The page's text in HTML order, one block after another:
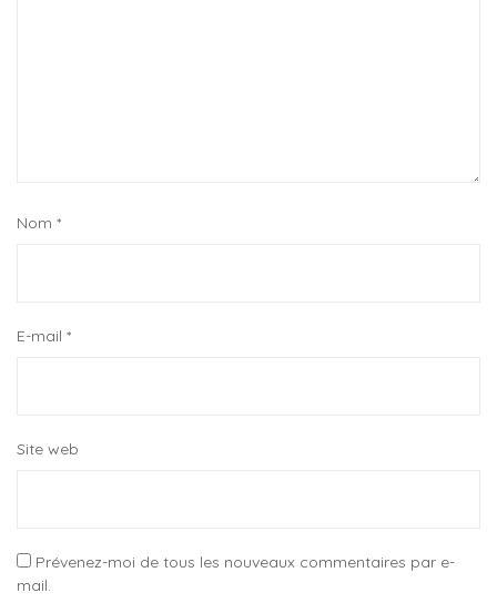
Nom *
E-mail *
Site web
Prévenez-moi de tous les nouveaux commentaires par e-
mail.